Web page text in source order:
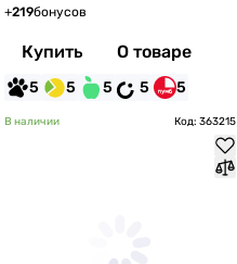
+219бонусов
Купить О товаре
5 5 5 5 5
В наличии Код: 363215